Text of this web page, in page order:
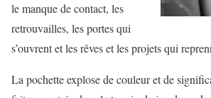
le manque de contact, les
retrouvailles, les portes qui
s’ouvrent et les rêves et les projets qui
La pochette explose de couleur et de